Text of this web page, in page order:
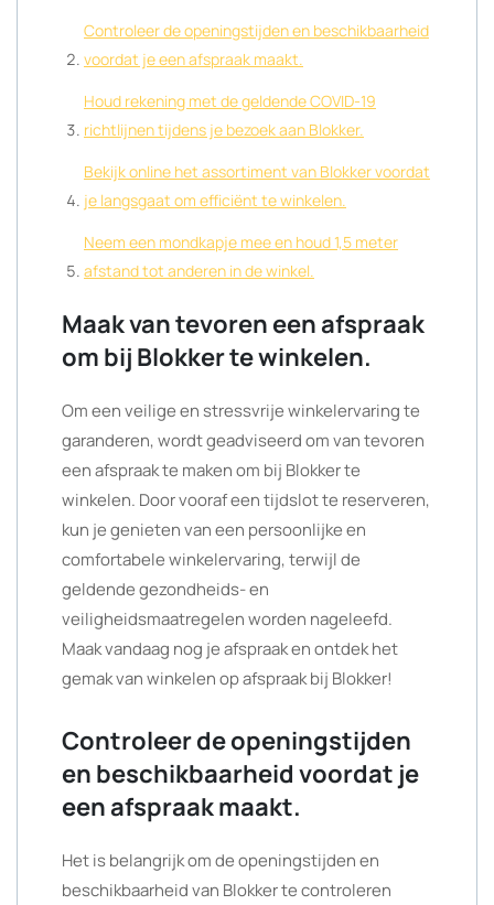
Controleer de openingstijden en beschikbaarheid
voordat je een afspraak maakt.
Houd rekening met de geldende COVID-19
richtlijnen tijdens je bezoek aan Blokker.
Bekijk online het assortiment van Blokker voordat
je langsgaat om efficiënt te winkelen.
Neem een mondkapje mee en houd 1,5 meter
afstand tot anderen in de winkel.
Maak van tevoren een afspraak
om bij Blokker te winkelen.
Om een veilige en stressvrije winkelervaring te
garanderen, wordt geadviseerd om van tevoren
een afspraak te maken om bij Blokker te
winkelen. Door vooraf een tijdslot te reserveren,
kun je genieten van een persoonlijke en
comfortabele winkelervaring, terwijl de
geldende gezondheids- en
veiligheidsmaatregelen worden nageleefd.
Maak vandaag nog je afspraak en ontdek het
gemak van winkelen op afspraak bij Blokker!
Controleer de openingstijden
en beschikbaarheid voordat je
een afspraak maakt.
Het is belangrijk om de openingstijden en
beschikbaarheid van Blokker te controleren